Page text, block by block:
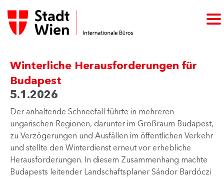
Winterliche Herausforderungen für
Budapest
5.1.2026
Der anhaltende Schneefall führte in mehreren
ungarischen Regionen, darunter im Großraum Budapest,
zu Verzögerungen und Ausfällen im öffentlichen Verkehr
und stellte den Winterdienst erneut vor erhebliche
Herausforderungen. In diesem Zusammenhang machte
Budapests leitender Landschaftsplaner Sándor Bardóczi